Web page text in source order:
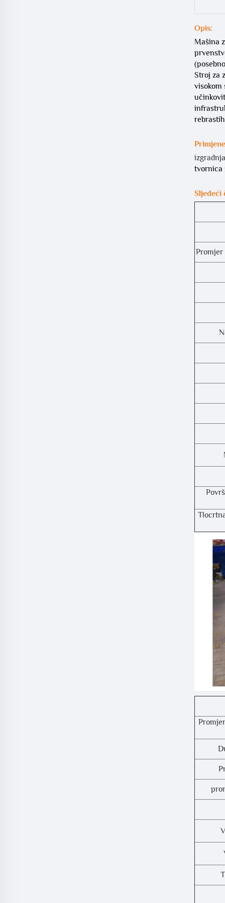
Opis:
Mašina
Stroj za
visokom
tvornica
Sljedeći
Promjer